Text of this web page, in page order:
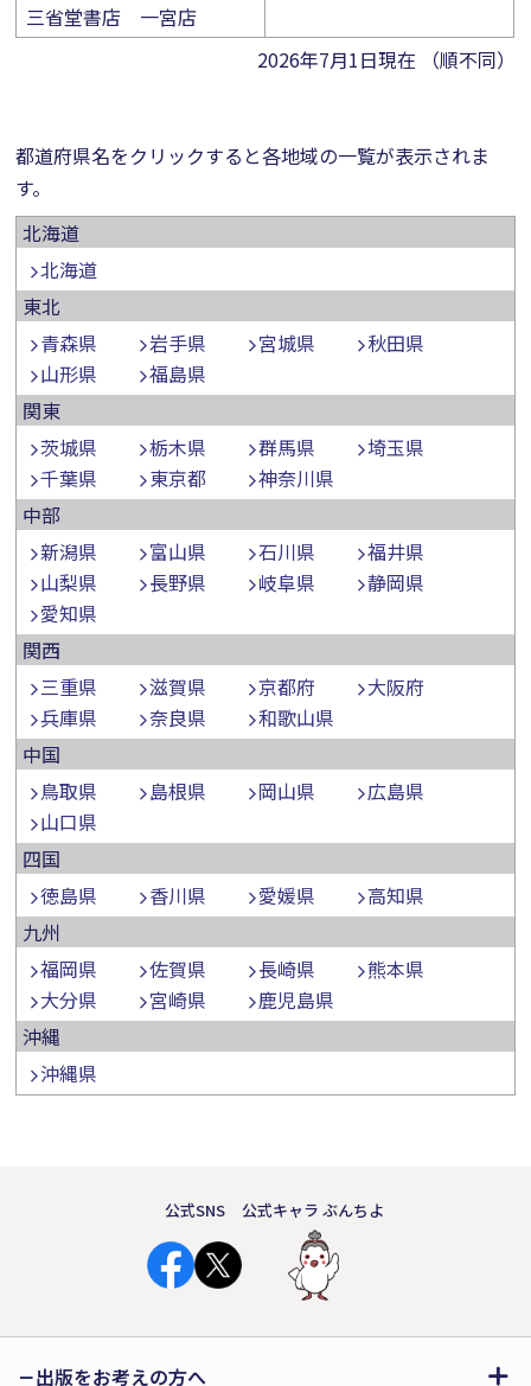
三省堂書店 一宮店
2026年7月1日現在 （順不同）
都道府県名をクリックすると各地域の一覧が表示されま
す。
北海道
北海道
東北
青森県
岩手県 宮城県
秋田県
山形県
福島県
関東
茨城県
栃木県 群馬県
埼玉県
千葉県
東京都
神奈川県
中部
新潟県
富山県 石川県
福井県
山梨県
長野県 岐阜県
静岡県
愛知県
関西
三重県
滋賀県 京都府
大阪府
兵庫県
奈良県
和歌山県
中国
鳥取県
島根県 岡山県
広島県
山口県
四国
徳島県
香川県 愛媛県
高知県
九州
福岡県
佐賀県 長崎県
熊本県
大分県
宮崎県
鹿児島県
沖縄
沖縄県
公式SNS 公式キャラ ぶんちよ
出版をお考えの方へ